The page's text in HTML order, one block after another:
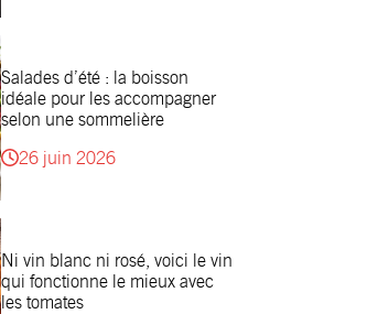
Salades d’été : la boisson
idéale pour les accompagner
selon une sommelière
26 juin 2026
Ni vin blanc ni rosé, voici le vin
qui fonctionne le mieux avec
les tomates